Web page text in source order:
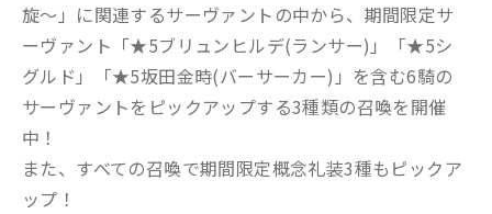
旋～」に関連するサーヴァントの中から、期間限定サ
ーヴァント「★5ブリュンヒルデ(ランサー)」「★5シ
グルド」「★5坂田金時(バーサーカー)」を含む6騎の
サーヴァントをピックアップする3種類の召喚を開催
中！
また、すべての召喚で期間限定概念礼装3種もピックア
ップ！